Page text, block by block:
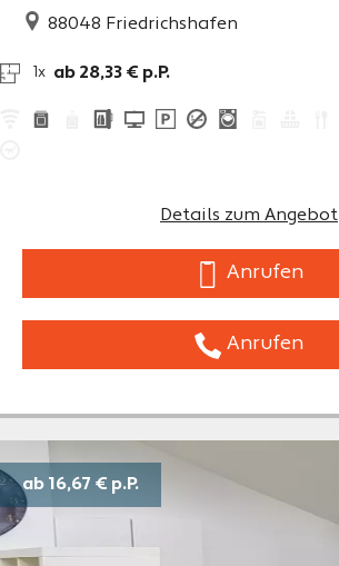
88048 Friedrichshafen
1x ab 28,33 € p.P.
Details zum Angebot
Anrufen
Anrufen
ab 16,67 € p.P.